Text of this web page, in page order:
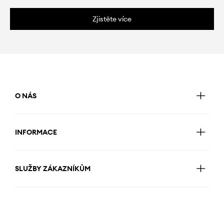
Zjistěte více
O NÁS
INFORMACE
SLUŽBY ZÁKAZNÍKŮM